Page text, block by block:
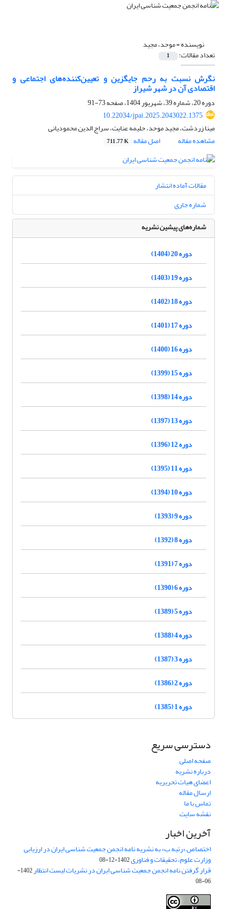
نویسنده =موحد، مجید
تعداد مقالات: 1
نگرش نسبت به رحم جایگزین و تعیین‌کننده‌های اجتماعی و
اقتصادی آن در شهر شیراز
دوره 20، شماره 39، شهریور 1404، صفحه
73-91
10.22034/jpai.2025.2043022.1375
مینا زردشت، مجید موحد، حلیمه عنایت، سراج الدین محمودیانی
مشاهده مقاله
اصل مقاله 711.77 K
مقالات آماده انتشار
شماره جاری
شماره‌های پیشین نشریه
دوره 20 (1404)
دوره 19 (1403)
دوره 18 (1402)
دوره 17 (1401)
دوره 16 (1400)
دوره 15 (1399)
دوره 14 (1398)
دوره 13 (1397)
دوره 12 (1396)
دوره 11 (1395)
دوره 10 (1394)
دوره 9 (1393)
دوره 8 (1392)
دوره 7 (1391)
دوره 6 (1390)
دوره 5 (1389)
دوره 4 (1388)
دوره 3 (1387)
دوره 2 (1386)
دوره 1 (1385)
دسترسی سریع
صفحه اصلی
درباره نشریه
اعضای هیات تحریریه
ارسال مقاله
تماس با ما
نقشه سایت
آخرین اخبار
اختصاص «رتبه ب» به نشریه نامه انجمن جمعیت شناسی ایران در ارزیابی
وزارت علوم، تحقیقات و فناوری1402-12-08
قرار گرفتن نامه انجمن جمعیت شناسی ایران در نشریات لیست انتظار
1402-
06-08